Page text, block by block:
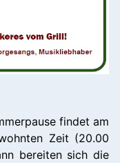
findet am
Zeit (20.00
bereiten sich die